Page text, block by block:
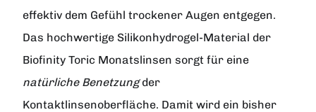
effektiv dem Gefühl trockener Augen entgegen.
Das hochwertige Silikonhydrogel-Material der
Biofinity Toric Monatslinsen sorgt für eine
natürliche Benetzungder
Kontaktlinsenoberfläche. Damit wird ein bisher